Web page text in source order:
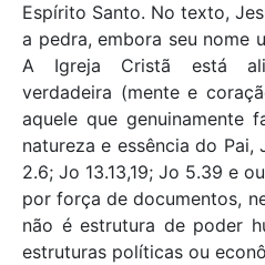
Espírito Santo. No texto,
a pedra, embora seu nome
A Igreja Cristã está
verdadeira (mente e
aquele que genuinamente
natureza e essência do Pai,
2.6; Jo 13.13,19; Jo 5.39 e
por força de documentos,
não é estrutura de poder
estruturas políticas ou